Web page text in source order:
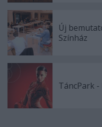
Új
Színház
TáncPark